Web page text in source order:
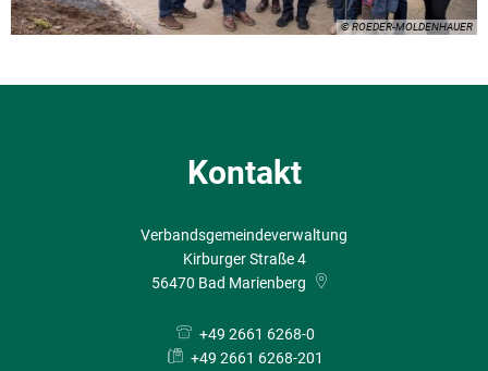
© ROEDER-MOLDENHAUER
Kontakt
Verbandsgemeindeverwaltung
Kirburger Straße 4
56470 Bad Marienberg
+49 2661 6268-0
+49 2661 6268-201